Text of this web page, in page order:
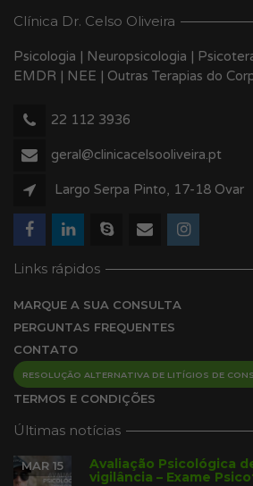
Clínica Dr. Celso Oliveira
Psicologia | Neuropsicologia |
EMDR | NEE | Outras Terapias do
22 112 3936
geral@clinicacelsooliveira.pt
Largo Serpa Pinto, 17-18 Ovar
Links rápidos
MARQUE A SUA CONSULTA
PERGUNTAS FREQUENTES
CONTATO
RESOLUÇÃO ALTERNATIVA DE LITÍGIOS DE
TERMOS E CONDIÇÕES
Últimas notícias
Avaliação Psicológica
vigilância – Exame
MAR 15